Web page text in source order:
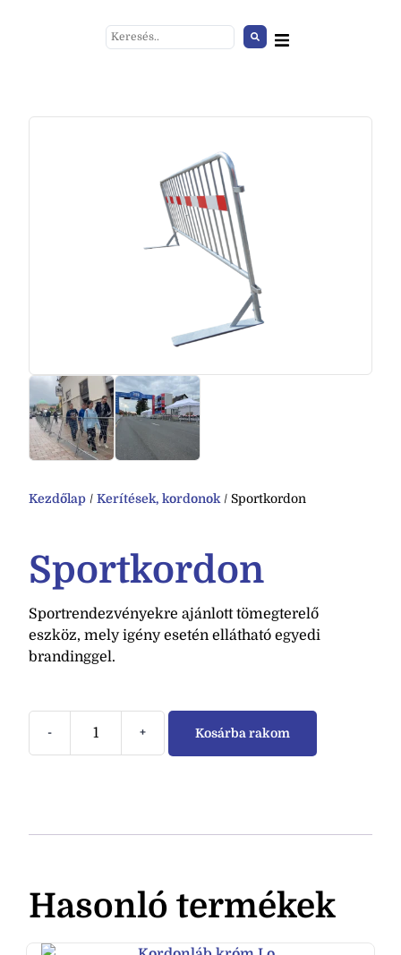
Kezdőlap / Kerítések, kordonok / Sportkordon
Sportkordon
Sportrendezvényekre ajánlott tömegterelő
eszköz, mely igény esetén ellátható egyedi
brandinggel.
- + Kosárba rakom
Hasonló termékek
Csőkordon huzat fekete